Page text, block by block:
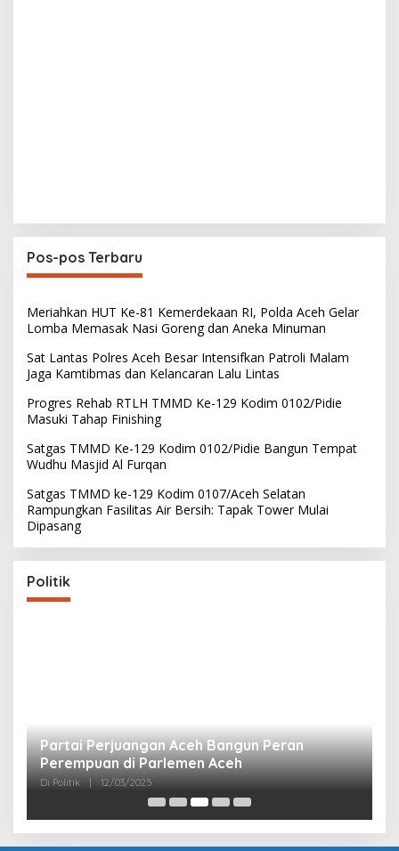
Pos-pos Terbaru
Meriahkan HUT Ke-81 Kemerdekaan RI, Polda Aceh Gelar
Lomba Memasak Nasi Goreng dan Aneka Minuman
Sat Lantas Polres Aceh Besar Intensifkan Patroli Malam
Jaga Kamtibmas dan Kelancaran Lalu Lintas
Progres Rehab RTLH TMMD Ke-129 Kodim 0102/Pidie
Masuki Tahap Finishing
Satgas TMMD Ke-129 Kodim 0102/Pidie Bangun Tempat
Wudhu Masjid Al Furqan
Satgas TMMD ke-129 Kodim 0107/Aceh Selatan
Rampungkan Fasilitas Air Bersih: Tapak Tower Mulai
Dipasang
Politik
Partai Perjuangan Aceh Bangun Peran
Perempuan di Parlemen Aceh
Di Politik 12/03/2025